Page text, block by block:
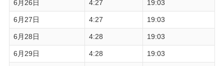
6月26日 4:27 19:03
6月27日 4:27 19:03
6月28日 4:28 19:03
6月29日 4:28 19:03